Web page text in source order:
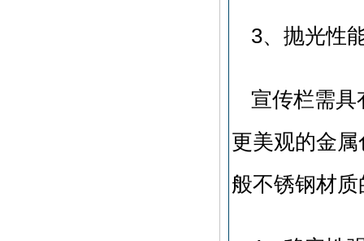
3、抛光性
宣传栏需
更美观的金
般不锈钢材